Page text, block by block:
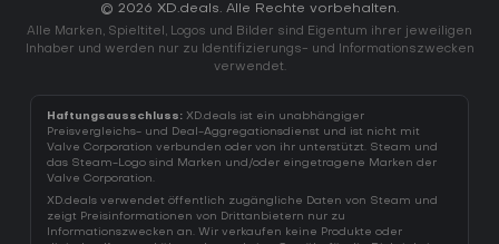
© 2026 XD.deals. Alle Rechte vorbehalten.
Alle Marken, Spieltitel, Logos und Bilder sind Eigentum ihrer jeweiligen
Inhaber und werden nur zu Identifizierungs- und Informationszwecken
verwendet.
Haftungsausschluss: XD.deals ist ein unabhängiger
Preisvergleichs- und Deal-Aggregationsdienst und ist nicht mit
Valve Corporation verbunden oder von ihr unterstützt. Steam und
das Steam-Logo sind Marken und/oder eingetragene Marken der
Valve Corporation.
XD.deals verwendet öffentlich zugängliche Daten von Steam und
zeigt Preisinformationen von Drittanbietern nur zu
Informationszwecken an. Wir verkaufen keine Produkte oder